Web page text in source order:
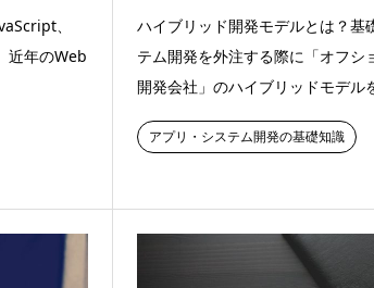
、
近年のWeb
ハイブリッド開発モデルとは？基
テム開発を外注する際に「オフシ
開発会社」のハイブリッドモデル
アプリ・システム開発の基礎知識